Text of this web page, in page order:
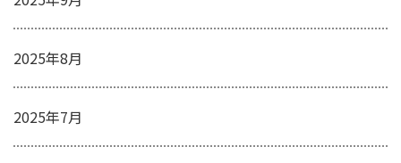
2025年8月
2025年7月